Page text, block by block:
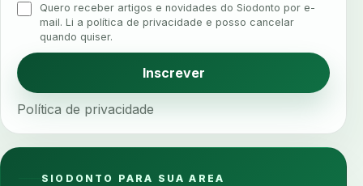
analise elementos finitos analise facial
analise funcional
anamnese digital
anamnese estruturada anamnese nutricional
ancoragem
Quero receber artigos e novidades do Siodonto por e-
mail. Li a política de privacidade e posso cancelar
quando quiser.
Inscrever
Política de privacidade
SIODONTO PARA SUA AREA